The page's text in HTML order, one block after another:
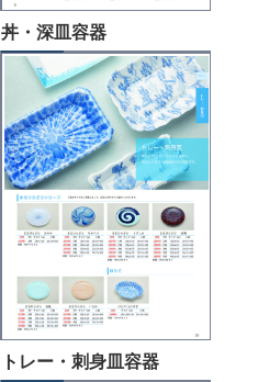
丼・深皿容器
トレー・刺身皿容器